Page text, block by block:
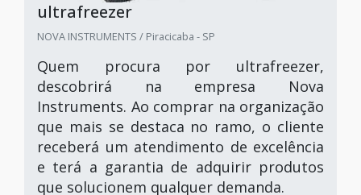
ultrafreezer
NOVA INSTRUMENTS / Piracicaba - SP
Quem procura por ultrafreezer,
descobrirá na empresa Nova
Instruments. Ao comprar na organização
que mais se destaca no ramo, o cliente
receberá um atendimento de excelência
e terá a garantia de adquirir produtos
que solucionem qualquer demanda.